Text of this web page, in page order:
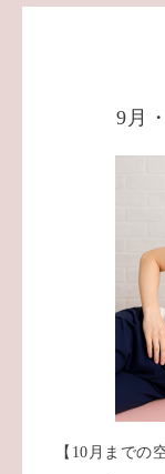
9月
【10月までの